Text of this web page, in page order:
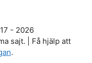
- 2026
sajt. | Få hjälp att
.